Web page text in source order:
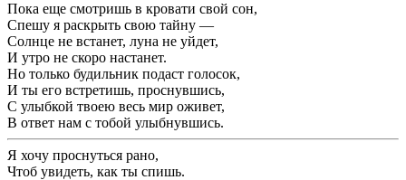
Пока еще смотришь в кровати свой сон,
Спешу я раскрыть свою тайну —
Солнце не встанет, луна не уйдет,
И утро не скоро настанет.
Но только будильник подаст голосок,
И ты его встретишь, проснувшись,
С улыбкой твоею весь мир оживет,
В ответ нам с тобой улыбнувшись.
Я хочу проснуться рано,
Чтоб увидеть, как ты спишь.